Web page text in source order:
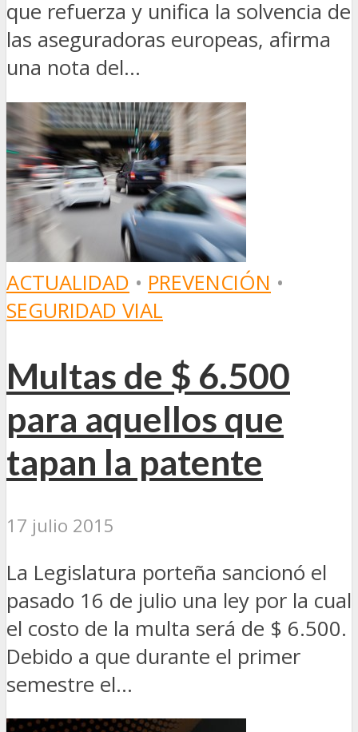
que refuerza y unifica la solvencia de
las aseguradoras europeas, afirma
una nota del...
ACTUALIDAD • PREVENCIÓN •
SEGURIDAD VIAL
Multas de $ 6.500
para aquellos que
tapan la patente
17 julio 2015
La Legislatura porteña sancionó el
pasado 16 de julio una ley por la cual
el costo de la multa será de $ 6.500.
Debido a que durante el primer
semestre el...